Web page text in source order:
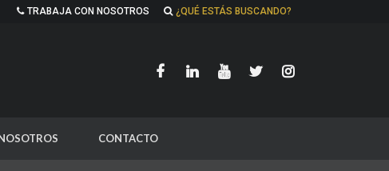
TRABAJA CON NOSOTROS ¿QUÉ ESTÁS BUSCANDO?
CONTACTO